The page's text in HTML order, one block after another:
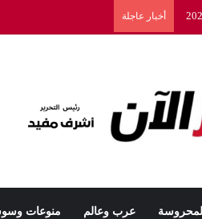
أخبار عاجلة
عرب وعالم منوعات